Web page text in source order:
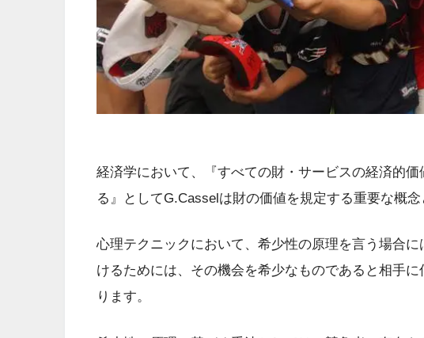
経済学において、『すべての財・サービスの経済的
る』としてG.Casselは財の価値を規定する重要な概
心理テクニックにおいて、希少性の原理を言う場合
けるためには、その機会を希少なものであると相手
ります。